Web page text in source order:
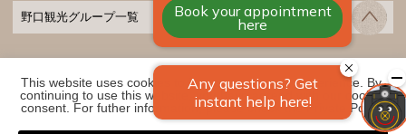
野口観光グループ一覧
COPYRIGHT © 2026 きたゆざわ 森のソラニワ｜【公式】北海道の温泉宿 野口観
光グループ. ALL RIGHTS RESERVED
This website uses cookies to improve your user experience. By
continuing to use this website, you have agreed with our cookie
consent. For futher information, please check the Private Policy.